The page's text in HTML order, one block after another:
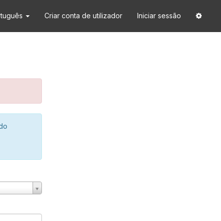
Criar conta de utilizador Iniciar sessão